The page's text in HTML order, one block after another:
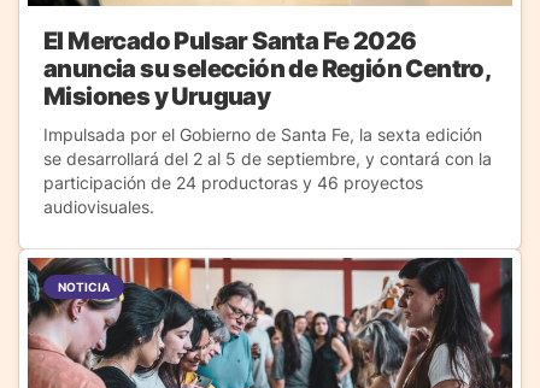
El Mercado Pulsar Santa Fe 2026
anuncia su selección de Región Centro,
Misiones y Uruguay
Impulsada por el Gobierno de Santa Fe, la sexta edición
se desarrollará del 2 al 5 de septiembre, y contará con la
participación de 24 productoras y 46 proyectos
audiovisuales.
NOTICIA